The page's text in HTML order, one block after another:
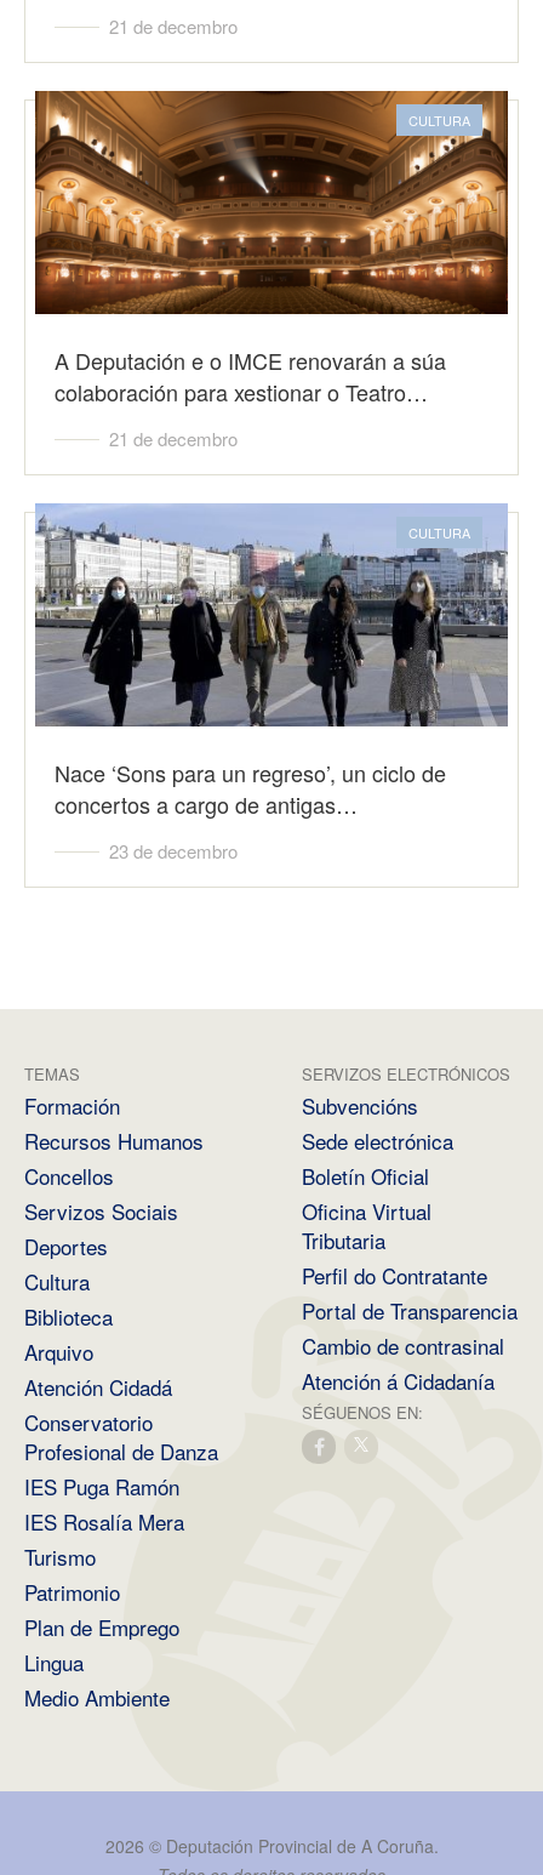
21 de decembro
CULTURA
A Deputación e o IMCE renovarán a súa
colaboración para xestionar o Teatro…
21 de decembro
CULTURA
Nace ‘Sons para un regreso’, un ciclo de
concertos a cargo de antigas…
23 de decembro
TEMAS
Formación
Recursos Humanos
Concellos
Servizos Sociais
Deportes
Cultura
Biblioteca
Arquivo
Atención Cidadá
Conservatorio
Profesional de Danza
IES Puga Ramón
IES Rosalía Mera
Turismo
Patrimonio
Plan de Emprego
Lingua
Medio Ambiente
SERVIZOS ELECTRÓNICOS
Subvencións
Sede electrónica
Boletín Oficial
Oficina Virtual
Tributaria
Perfil do Contratante
Portal de Transparencia
Cambio de contrasinal
Atención á Cidadanía
SÉGUENOS EN:
2026 © Deputación Provincial de A Coruña.